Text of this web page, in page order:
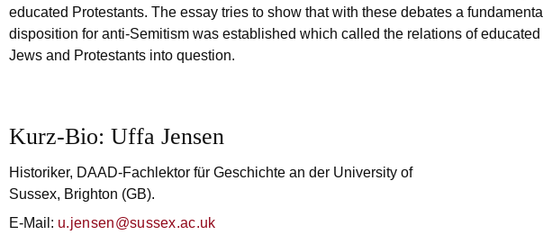
educated Protestants. The essay tries to show that with these debates a fundamental
disposition for anti-Semitism was established which called the relations of educated
Jews and Protestants into question.
Kurz-Bio: Uffa Jensen
Historiker, DAAD-Fachlektor für Geschichte an der University of
Sussex, Brighton (GB).
E-Mail: u.jensen@sussex.ac.uk